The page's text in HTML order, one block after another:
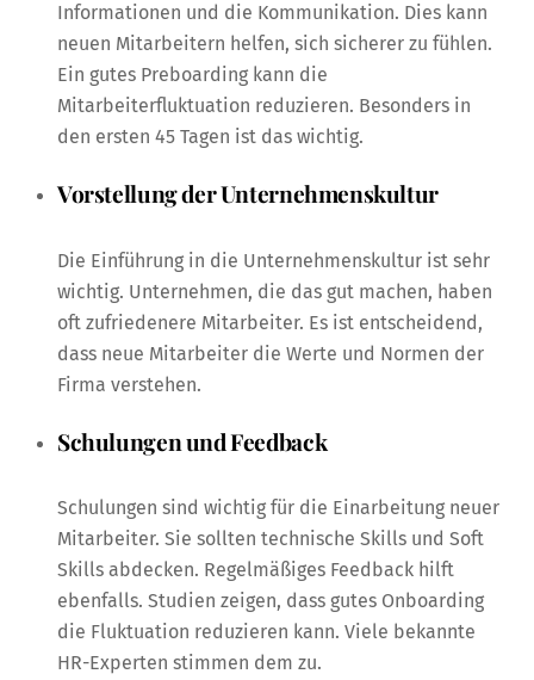
Informationen und die Kommunikation. Dies kann
neuen Mitarbeitern helfen, sich sicherer zu fühlen.
Ein gutes Preboarding kann die
Mitarbeiterfluktuation reduzieren. Besonders in
den ersten 45 Tagen ist das wichtig.
Vorstellung der Unternehmenskultur
Die Einführung in die Unternehmenskultur ist sehr
wichtig. Unternehmen, die das gut machen, haben
oft zufriedenere Mitarbeiter. Es ist entscheidend,
dass neue Mitarbeiter die Werte und Normen der
Firma verstehen.
Schulungen und Feedback
Schulungen sind wichtig für die Einarbeitung neuer
Mitarbeiter. Sie sollten technische Skills und Soft
Skills abdecken. Regelmäßiges Feedback hilft
ebenfalls. Studien zeigen, dass gutes Onboarding
die Fluktuation reduzieren kann. Viele bekannte
HR-Experten stimmen dem zu.